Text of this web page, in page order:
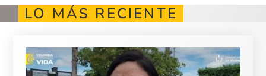
LO MÁS RECIENTE